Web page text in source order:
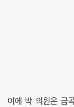
이에 박 의원은 금